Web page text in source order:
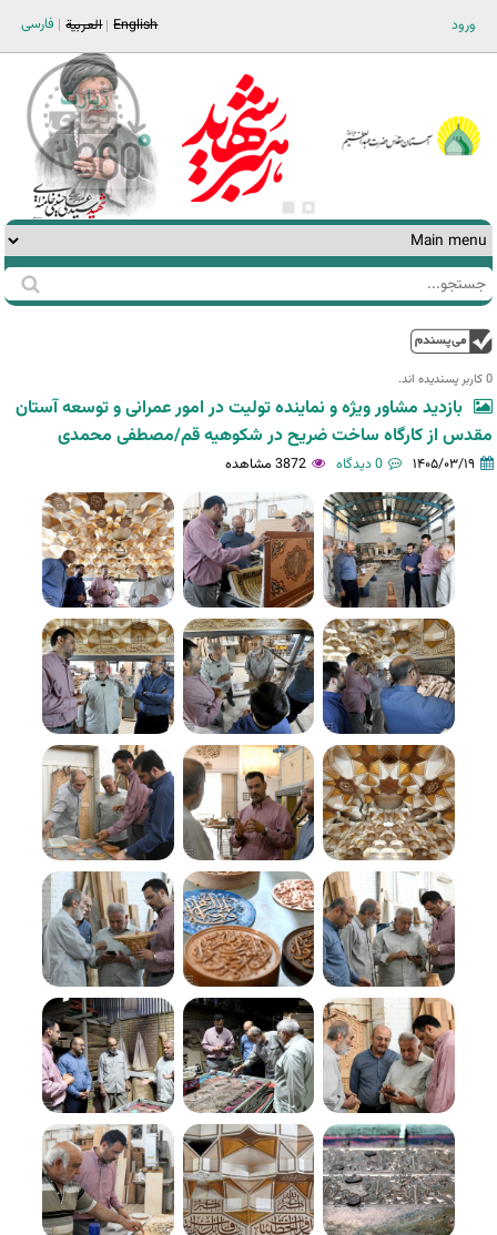
ورود فارسی العربية English
فرم
جستجو
جستجو
0 کاربر پسندیده اند.‎
بازدید مشاور ویژه و نماینده تولیت در امور عمرانی و توسعه آستان
مقدس از کارگاه ساخت ضریح در شکوهیه قم/مصطفی محمدی
۱۴۰۵/۰۳/۱۹ 0 دیدگاه 3872 مشاهده